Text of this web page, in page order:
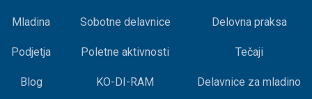
Mladina
Podjetja
Blog
Sobotne delavnice
Poletne aktivnosti
KO-DI-RAM
Delovna praksa
Tečaji
Delavnice za mladino